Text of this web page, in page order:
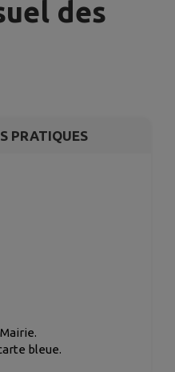
des
PRATIQUES
bleue.